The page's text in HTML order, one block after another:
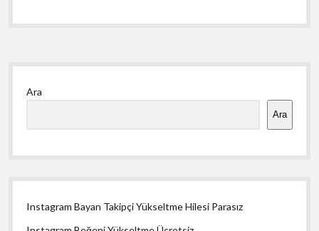
Yan
Menü
Ara
Ara
Instagram Bayan Takipçi Yükseltme Hilesi Parasız